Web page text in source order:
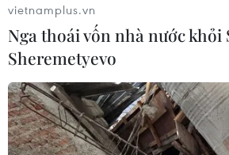
vietnamplus.vn
Nga thoái vốn nhà nước khỏi
Sheremetyevo